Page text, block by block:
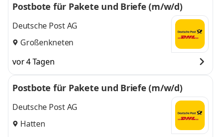
Postbote für Pakete und Briefe (m/w/d)
Deutsche Post AG
Großenkneten
vor 4 Tagen
Postbote für Pakete und Briefe (m/w/d)
Deutsche Post AG
Hatten